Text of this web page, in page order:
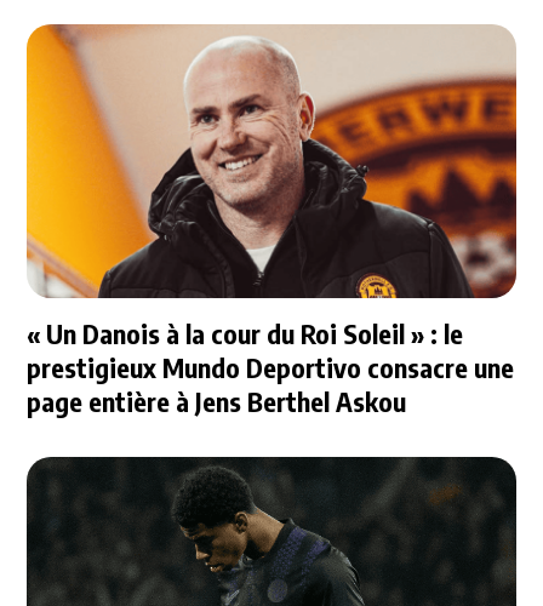
« Un Danois à la cour du Roi Soleil » : le
prestigieux Mundo Deportivo consacre une
page entière à Jens Berthel Askou